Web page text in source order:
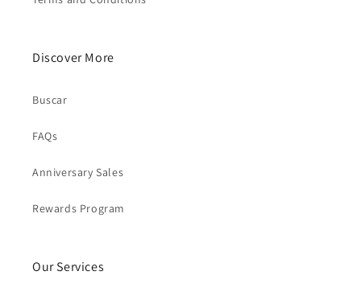
Discover More
Buscar
FAQs
Anniversary Sales
Rewards Program
Our Services